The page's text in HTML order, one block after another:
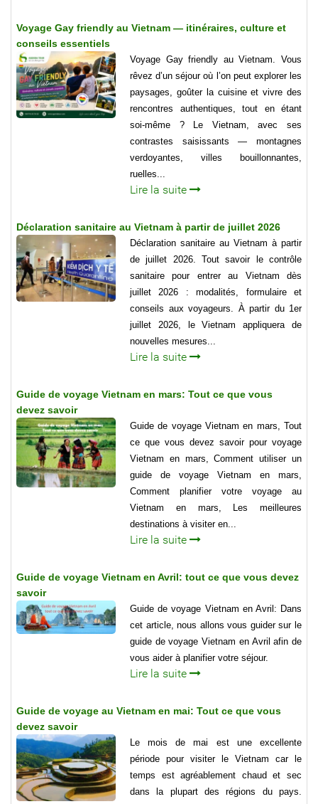
Voyage Gay friendly au Vietnam — itinéraires, culture et
conseils essentiels
Voyage Gay friendly au Vietnam. Vous
rêvez d’un séjour où l’on peut explorer les
paysages, goûter la cuisine et vivre des
rencontres authentiques, tout en étant
soi-même ? Le Vietnam, avec ses
contrastes saisissants — montagnes
verdoyantes, villes bouillonnantes,
ruelles...
Lire la suite
Déclaration sanitaire au Vietnam à partir de juillet 2026
Déclaration sanitaire au Vietnam à partir
de juillet 2026. Tout savoir le contrôle
sanitaire pour entrer au Vietnam dès
juillet 2026 : modalités, formulaire et
conseils aux voyageurs. À partir du 1er
juillet 2026, le Vietnam appliquera de
nouvelles mesures...
Lire la suite
Guide de voyage Vietnam en mars: Tout ce que vous
devez savoir
Guide de voyage Vietnam en mars, Tout
ce que vous devez savoir pour voyage
Vietnam en mars, Comment utiliser un
guide de voyage Vietnam en mars,
Comment planifier votre voyage au
Vietnam en mars, Les meilleures
destinations à visiter en...
Lire la suite
Guide de voyage Vietnam en Avril: tout ce que vous devez
savoir
Guide de voyage Vietnam en Avril: Dans
cet article, nous allons vous guider sur le
guide de voyage Vietnam en Avril afin de
vous aider à planifier votre séjour.
Lire la suite
Guide de voyage au Vietnam en mai: Tout ce que vous
devez savoir
Le mois de mai est une excellente
période pour visiter le Vietnam car le
temps est agréablement chaud et sec
dans la plupart des régions du pays.